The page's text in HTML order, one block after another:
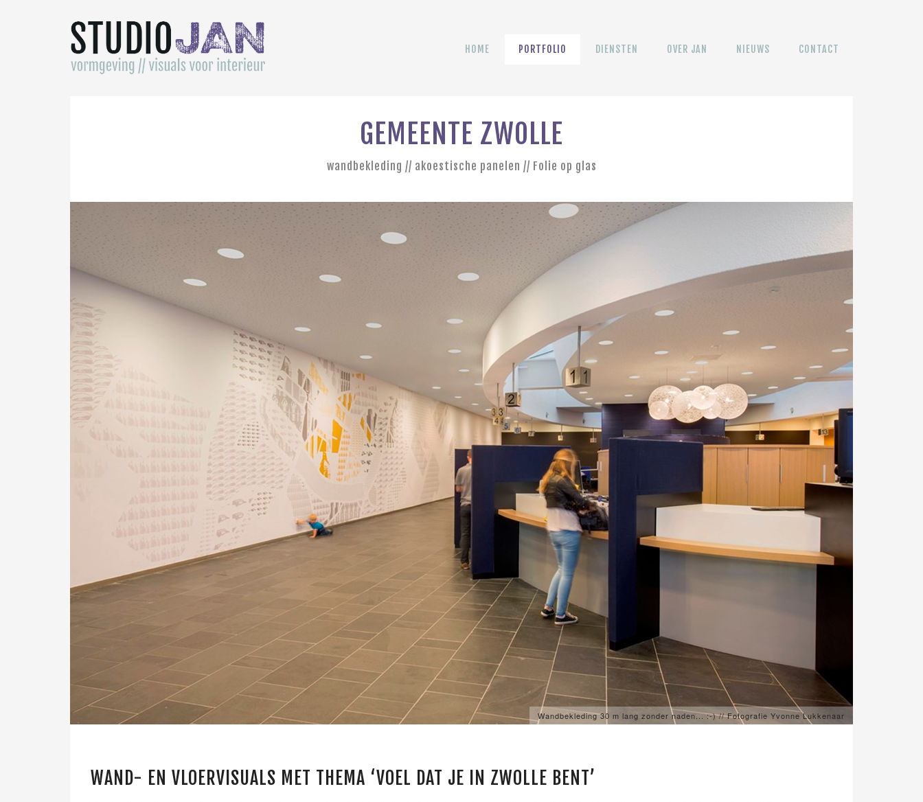
HOME PORTFOLIO DIENSTEN OVER JAN NIEUWS CONTACT
GEMEENTE ZWOLLE
wandbekleding // akoestische panelen // Folie op glas
Wandbekleding 30 m lang zonder naden... :-) // Fotografie Yvonne Lukkenaar
WAND- EN VLOERVISUALS MET THEMA ‘VOEL DAT JE IN ZWOLLE BENT’